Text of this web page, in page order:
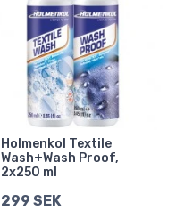
Holmenkol Textile
Wash+Wash Proof,
2x250 ml
299 SEK